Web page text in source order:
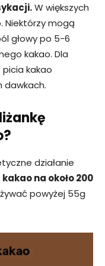
W większych
Niektórzy mogą
głowy po 5-6
kakao. Dla
kakao
dawkach.
działanie
na około 200
powyżej 55g